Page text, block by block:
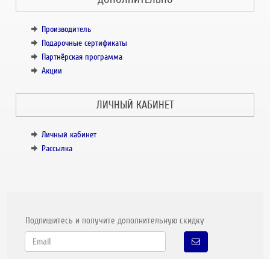
Производитель
Подарочные сертификаты
Партнёрская программа
Акции
ЛИЧНЫЙ КАБИНЕТ
Личный кабинет
Рассылка
Подпишитесь и получите дополнительную скидку